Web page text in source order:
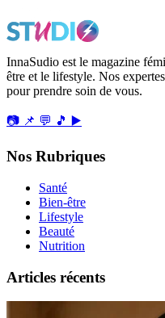
InnaSudio est le magazine
être et le lifestyle. Nos
pour prendre soin de vous.
📷 📌 💬 🎵 ▶️
Nos Rubriques
Santé
Bien-être
Lifestyle
Beauté
Nutrition
Articles récents